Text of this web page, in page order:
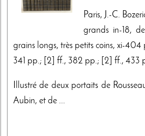
Paris, J.-C.
grands in-18,
grains longs, très petits coins, xi-
341 pp.; [2] ff., 382 pp.; [2] ff., 433
Illustré de deux portaits de
Aubin, et de ...